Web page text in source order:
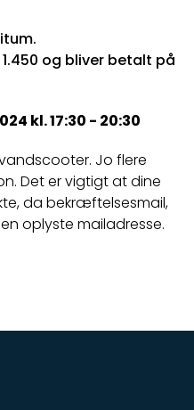
og bliver betalt på
kl. 17:30 - 20:30
Jo flere
Det er vigtigt at dine
da bekræftelsesmail,
oplyste mailadresse.